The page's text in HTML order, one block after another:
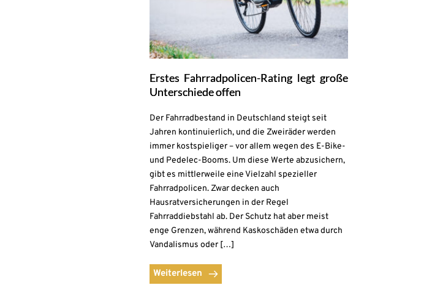
Erstes Fahrradpolicen-Rating legt große
Unterschiede offen
Der Fahrradbestand in Deutschland steigt seit
Jahren kontinuierlich, und die Zweiräder werden
immer kostspieliger – vor allem wegen des E-Bike-
und Pedelec-Booms. Um diese Werte abzusichern,
gibt es mittlerweile eine Vielzahl spezieller
Fahrradpolicen. Zwar decken auch
Hausratversicherungen in der Regel
Fahrraddiebstahl ab. Der Schutz hat aber meist
enge Grenzen, während Kaskoschäden etwa durch
Vandalismus oder […]
Weiterlesen